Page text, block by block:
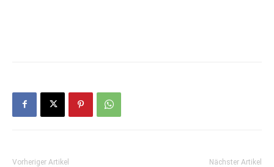
Vorheriger Artikel Nächster Artikel